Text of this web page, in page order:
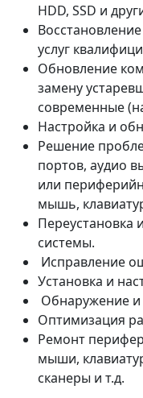
HDD, SSD и
услуг
Обновление
замену
современные
Настройка и
Решение
портов, аудио
или
мышь,
Переустановка
системы.
Исправление
Установка и
Обнаружение и
Оптимизация
Ремонт
мыши,
сканеры и т.д.